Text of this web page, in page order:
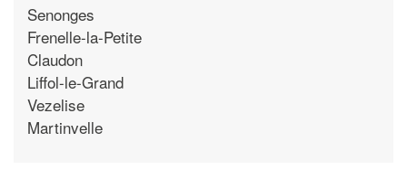
Senonges
Frenelle-la-Petite
Claudon
Liffol-le-Grand
Vezelise
Martinvelle